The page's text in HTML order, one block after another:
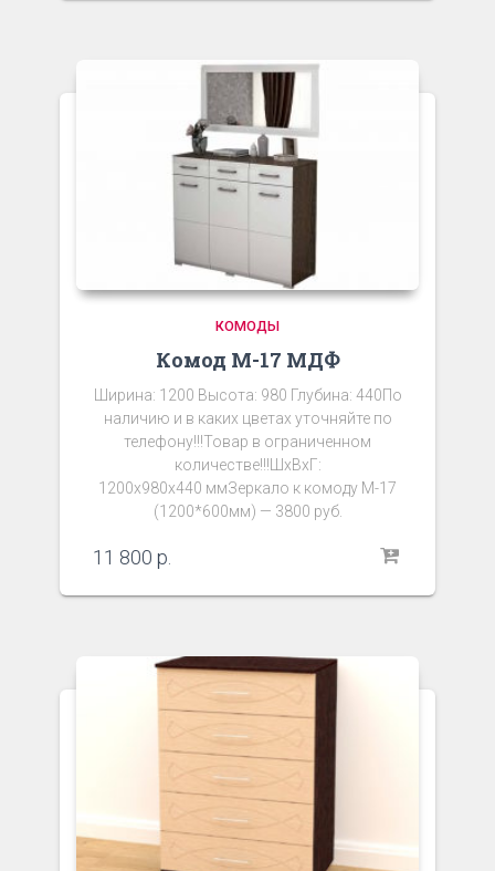
КОМОДЫ
Комод М-17 МДФ
Ширина: 1200 Высота: 980 Глубина: 440По
наличию и в каких цветах уточняйте по
телефону!!!Товар в ограниченном
количестве!!!ШxВxГ:
1200x980x440 ммЗеркало к комоду М-17
(1200*600мм) — 3800 руб.
11 800 р.